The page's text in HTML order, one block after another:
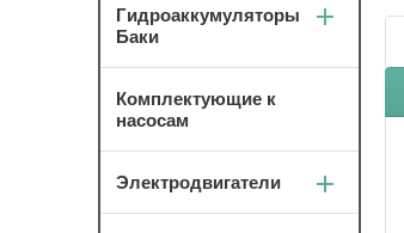
Гидроаккумуляторы
Баки
Комплектующие к
насосам
Электродвигатели